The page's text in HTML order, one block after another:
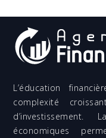
L’éducation
complexité
économiques